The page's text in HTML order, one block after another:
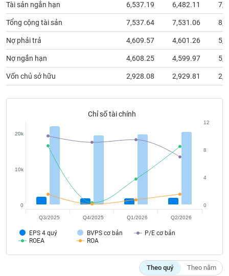
Tài sản ngắn hạn 6,537.19 6,482.11
Tổng cộng tài sản 7,537.64 7,531.06
Nợ phải trả 4,609.57 4,601.26
Nợ ngắn hạn 4,608.25 4,599.97
Vốn chủ sở hữu 2,928.08 2,929.81
Chỉ số tài chính
EPS 4 quý BVPS cơ bản
P/E cơ bản
ROEA
ROA
0
10k
20k
0
4
8
12
Q3/2025 Q4/2025 Q1/2026 Q2/2026
Theo quý Theo năm
Công
cụ
đầu
tư
Truyền
thông
Dữ